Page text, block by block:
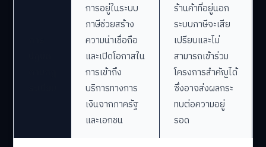
การอยู่ในระบบ
ภาษีช่วยสร้าง
ความน่าเชื่อถือ
และเปิดโอกาสใน
การเข้าถึง
บริการทางการ
เงินจากภาครัฐ
และเอกชน
ร้านค้าที่อยู่นอก
ระบบภาษีจะเสีย
เปรียบและไม่
สามารถเข้าร่วม
โครงการสำคัญได้
ซึ่งอาจส่งผลกระ
ทบต่อความอยู่
รอด